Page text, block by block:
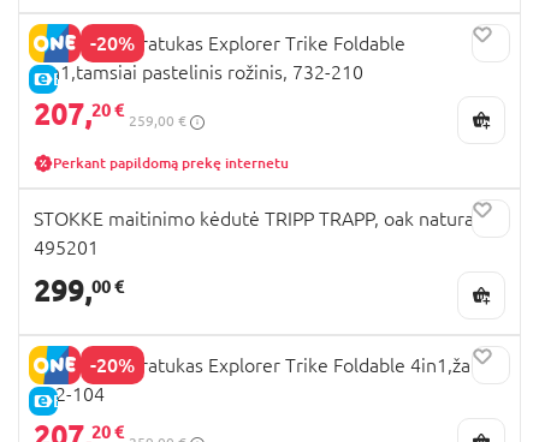
-20%
E-KAINA
GLOBBER triratukas Explorer Trike Foldable
4in1,tamsiai pastelinis rožinis, 732-210
207,20 €
259,00 €
Perkant papildomą prekę internetu
STOKKE maitinimo kėdutė TRIPP TRAPP, oak natural,
495201
299,00 €
-20%
E-KAINA
GLOBBER triratukas Explorer Trike Foldable 4in1,žalias,
732-104
20 €